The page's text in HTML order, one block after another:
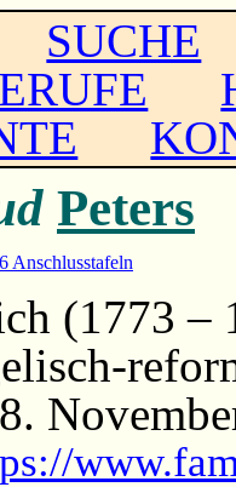
SUCHE
Peters
6 Anschlusstafeln
(1773 –